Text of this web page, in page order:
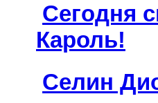
Сегодня
Кароль!
Селин